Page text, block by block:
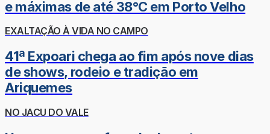
e máximas de até 38°C em Porto Velho
EXALTAÇÃO À VIDA NO CAMPO
41ª Expoari chega ao fim após nove dias
de shows, rodeio e tradição em
Ariquemes
NO JACU DO VALE